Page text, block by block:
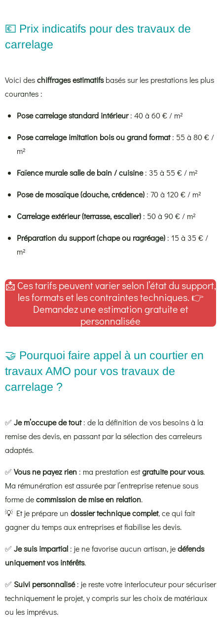
💶 Prix indicatifs pour des travaux de
carrelage
Voici deschiffrages estimatifsbasés sur les prestations les plus
courantes :
Pose carrelage standard intérieur: 40 à 60 € / m²
Pose carrelage imitation bois ou grand format: 55 à 80 € /
m²
Faïence murale salle de bain / cuisine: 35 à 55 € / m²
Pose de mosaïque (douche, crédence) : 70 à 120 € / m²
Carrelage extérieur (terrasse, escalier) : 50 à 90 € / m²
Préparation du support (chape ou ragréage) : 15 à 35 € /
m²
📩 Ces tarifs peuvent varier selon l’état du support,
les formats et les contraintes techniques. 👉
Demandez une estimation gratuite et
personnalisée
🤝 Pourquoi faire appel à un courtier en
travaux AMO pour vos travaux de
carrelage ?
✅ Je m’occupe de tout: de la définition de vos besoins à la
remise des devis, en passant par la sélection des carreleurs
adaptés.
✅ Vous ne payez rien : ma prestation estgratuite pour vous.
Ma rémunération est assurée par l’entreprise retenue sous
forme decommission de mise en relation.
💡 Et je prépare un dossier technique complet, ce qui fait
gagner du temps aux entreprises et fiabilise les devis.
✅ Je suis impartial : je ne favorise aucun artisan, jedéfends
uniquement vos intérêts.
✅ Suivi personnalisé: je reste votre interlocuteur pour sécuriser
techniquement le projet, y compris sur les choix de matériaux
ou les imprévus.